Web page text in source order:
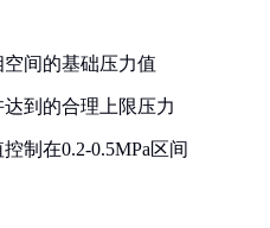
空间的基础压力值
达到的合理上限压力
制在0.2-0.5MPa区间